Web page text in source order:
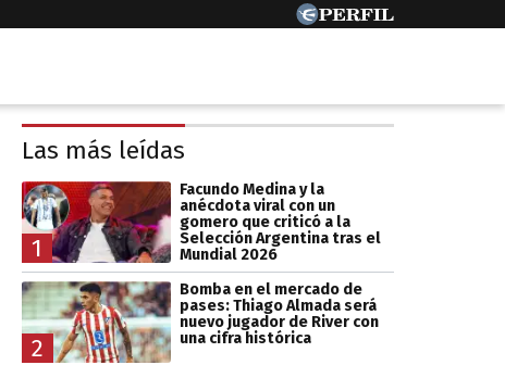
Las más leídas
1
Facundo Medina y la
anécdota viral con un
gomero que criticó a la
Selección Argentina tras el
Mundial 2026
2
Bomba en el mercado de
pases: Thiago Almada será
nuevo jugador de River con
una cifra histórica